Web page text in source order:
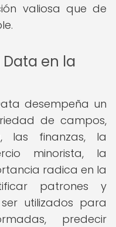
valiosa que de
en la
desempeña un
de campos,
las finanzas, la
minorista, la
radica en la
patrones y
utilizados para
predecir